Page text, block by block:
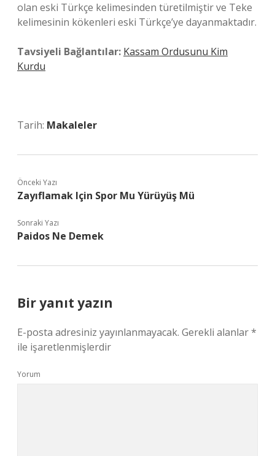
olan eski Türkçe kelimesinden türetilmiştir ve Teke
kelimesinin kökenleri eski Türkçe’ye dayanmaktadır.
Tavsiyeli Bağlantılar: Kassam Ordusunu Kim
Kurdu
Tarih: Makaleler
Önceki Yazı
Zayıflamak Için Spor Mu Yürüyüş Mü
Sonraki Yazı
Paidos Ne Demek
Bir yanıt yazın
E-posta adresiniz yayınlanmayacak. Gerekli alanlar*
ile işaretlenmişlerdir
Yorum